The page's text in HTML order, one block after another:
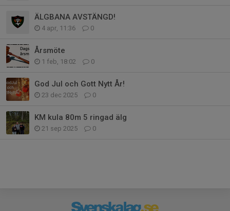
ÄLGBANA AVSTÄNGD!
4 apr, 11:36 0
Årsmöte
1 feb, 18:02 0
God Jul och Gott Nytt År!
23 dec 2025 0
KM kula 80m 5 ringad älg
21 sep 2025 0